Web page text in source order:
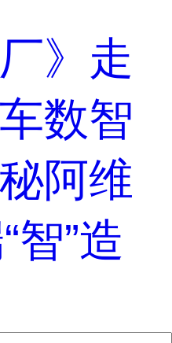
》走
数智
阿维
智”造